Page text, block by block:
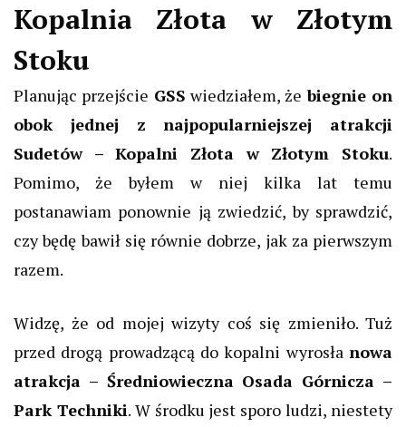
Kopalnia Złota w Złotym
Stoku
Planując przejście GSS wiedziałem, żebiegnie on
obok jednej z najpopularniejszej atrakcji
Sudetów – Kopalni Złota w Złotym Stoku.
Pomimo, że byłem w niej kilka lat temu
postanawiam ponownie ją zwiedzić, by sprawdzić,
czy będę bawił się równie dobrze, jak za pierwszym
razem.
Widzę, że od mojej wizyty coś się zmieniło. Tuż
przed drogą prowadzącą do kopalni wyrosła nowa
atrakcja – Średniowieczna Osada Górnicza –
Park Techniki. W środku jest sporo ludzi, niestety